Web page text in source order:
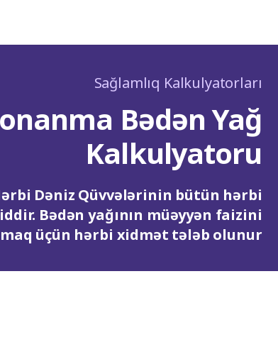
Sağlamlıq Kalkulyatorları
Bədən Yağ
Kalkulyatoru
Dəniz Qüvvələrinin bütün hərbi
Bədən yağının müəyyən faizini
üçün hərbi xidmət tələb olunur.